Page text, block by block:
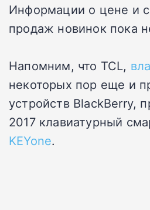
Информации о цене и
продаж новинок пока
Напомним, что TCL,
некоторых пор еще и
устройств BlackBerry,
2017 клавиатурный
KEYone.